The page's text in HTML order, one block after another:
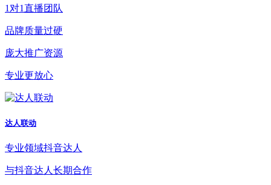
1对1直播团队
品牌质量过硬
庞大推广资源
专业更放心
达人联动
专业领域抖音达人
与抖音达人长期合作